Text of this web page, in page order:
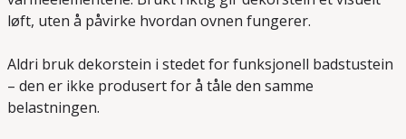
løft, uten å påvirke hvordan ovnen fungerer.
Aldri bruk dekorstein i stedet for funksjonell badstustein
– den er ikke produsert for å tåle den samme
belastningen.